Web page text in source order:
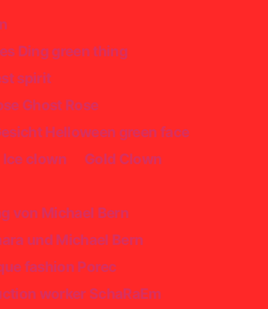
Ding green thing
spirit
Ghost Rose
Helloween green face
clown
Gold Clown
von Michael Bern
und Michael Bern
fashion Porec
worker SchaRaEm